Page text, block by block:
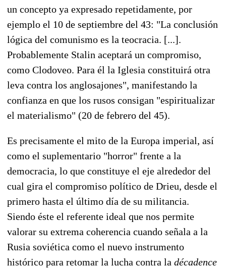
un concepto ya expresado repetidamente, por
ejemplo el 10 de septiembre del 43: "La conclusión
lógica del comunismo es la teocracia. [...].
Probablemente Stalin aceptará un compromiso,
como Clodoveo. Para él la Iglesia constituirá otra
leva contra los anglosajones", manifestando la
confianza en que los rusos consigan "espiritualizar
el materialismo" (20 de febrero del 45).
Es precisamente el mito de la Europa imperial, así
como el suplementario "horror" frente a la
democracia, lo que constituye el eje alrededor del
cual gira el compromiso político de Drieu, desde el
primero hasta el último día de su militancia.
Siendo éste el referente ideal que nos permite
valorar su extrema coherencia cuando señala a la
Rusia soviética como el nuevo instrumento
histórico para retomar la lucha contra la décadence